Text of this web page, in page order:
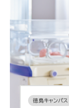
徳島キャンパス